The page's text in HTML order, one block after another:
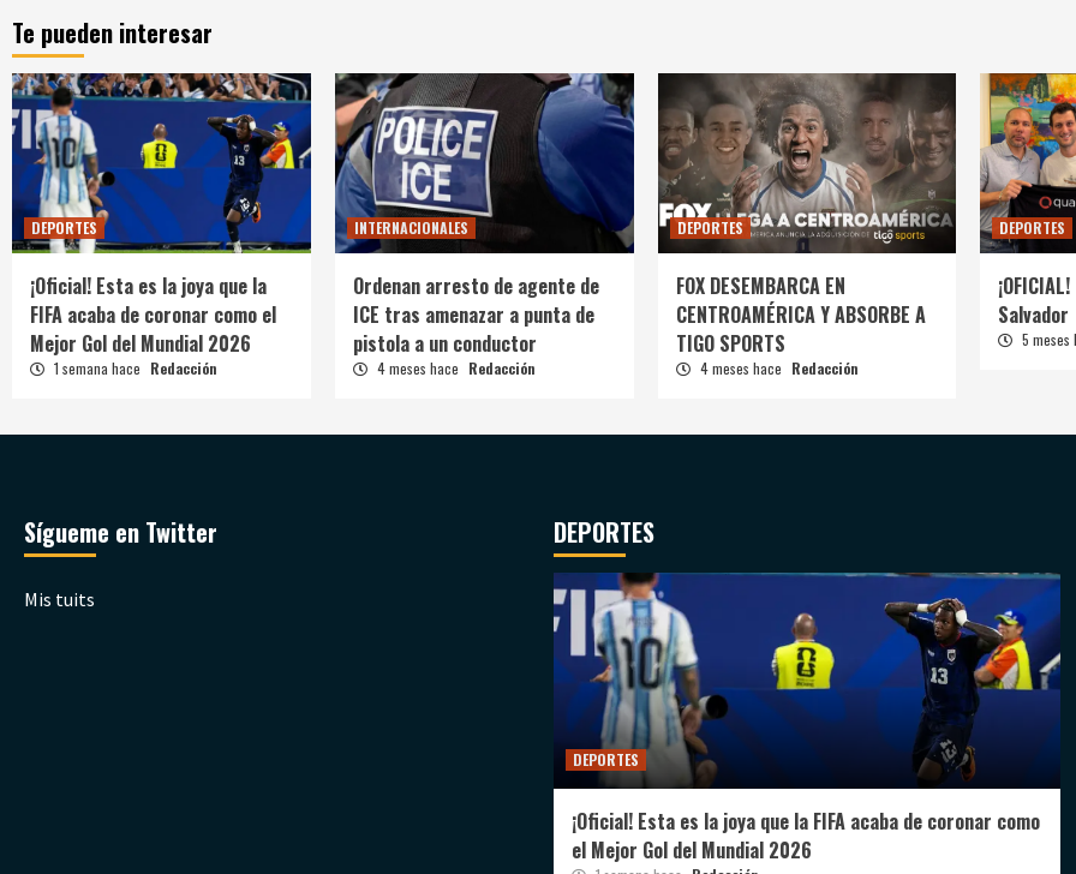
Te pueden interesar
DEPORTES
¡Oficial! Esta es la joya que la
FIFA acaba de coronar como el
Mejor Gol del Mundial 2026
1 semana hace Redacción
INTERNACIONALES
Ordenan arresto de agente de
ICE tras amenazar a punta de
pistola a un conductor
4 meses hace Redacción
DEPORTES
FOX DESEMBARCA EN
CENTROAMÉRICA Y ABSORBE A
TIGO SPORTS
4 meses hace Redacción
DEPORTES
Salvador
5
Sígueme en Twitter
Mis tuits
DEPORTES
DEPORTES
¡Oficial! Esta es la joya que la FIFA acaba de coronar como
el Mejor Gol del Mundial 2026